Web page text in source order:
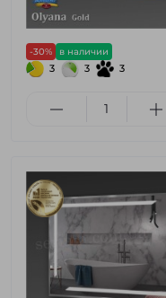
-30% в наличии
3 3 3